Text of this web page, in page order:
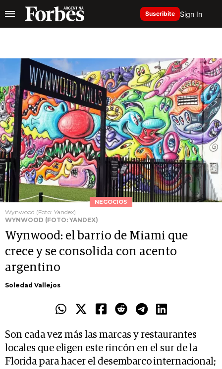
Suscribite Sign In
NEGOCIOS
Wynwood (Foto: Yandex)
WYNWOOD (FOTO: YANDEX)
Wynwood: el barrio de Miami que
crece y se consolida con acento
argentino
Soledad Vallejos
Son cada vez más las marcas y restaurantes
locales que eligen este rincón en el sur de la
Florida para hacer el desembarco internacional;